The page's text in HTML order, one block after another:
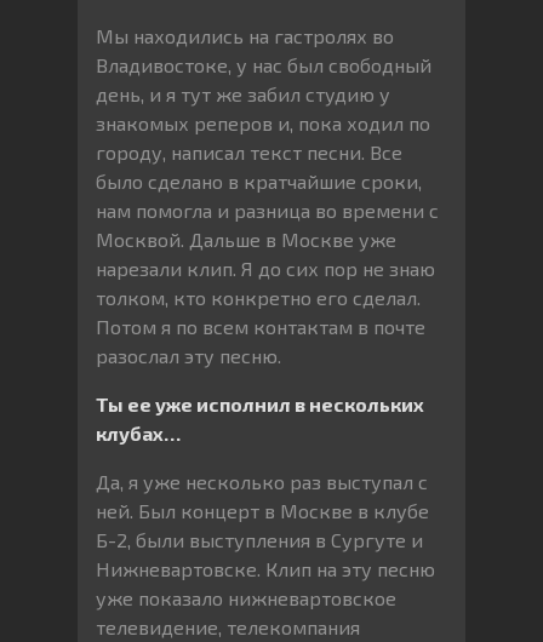
Мы находились на гастролях во
Владивостоке, у нас был свободный
день, и я тут же забил студию у
знакомых реперов и, пока ходил по
городу, написал текст песни. Все
было сделано в кратчайшие сроки,
нам помогла и разница во времени с
Москвой. Дальше в Москве уже
нарезали клип. Я до сих пор не знаю
толком, кто конкретно его сделал.
Потом я по всем контактам в почте
разослал эту песню.
Ты ее уже исполнил в нескольких
клубах…
Да, я уже несколько раз выступал с
ней. Был концерт в Москве в клубе
Б-2, были выступления в Сургуте и
Нижневартовске. Клип на эту песню
уже показало нижневартовское
телевидение, телекомпания